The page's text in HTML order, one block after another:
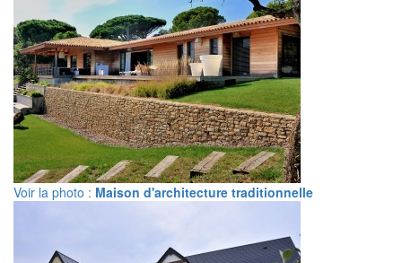
Voir la photo : Maison d'architecture traditionnelle